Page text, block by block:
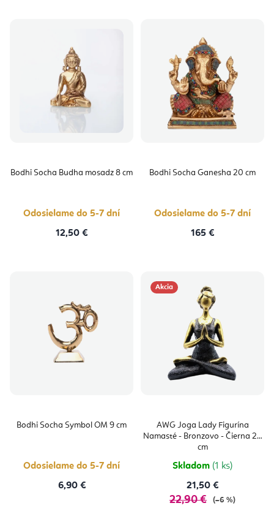
Bodhi Socha Budha mosadz 8 cm
Odosielame do 5-7 dní
12,50 €
Bodhi Socha Ganesha 20 cm
Odosielame do 5-7 dní
165 €
Bodhi Socha Symbol OM 9 cm
Odosielame do 5-7 dní
6,90 €
Akcia
AWG Joga Lady Figurína
Namasté - Bronzovo - Čierna 24
cm
Skladom (1 ks)
21,50 €
22,90 € (–6 %)